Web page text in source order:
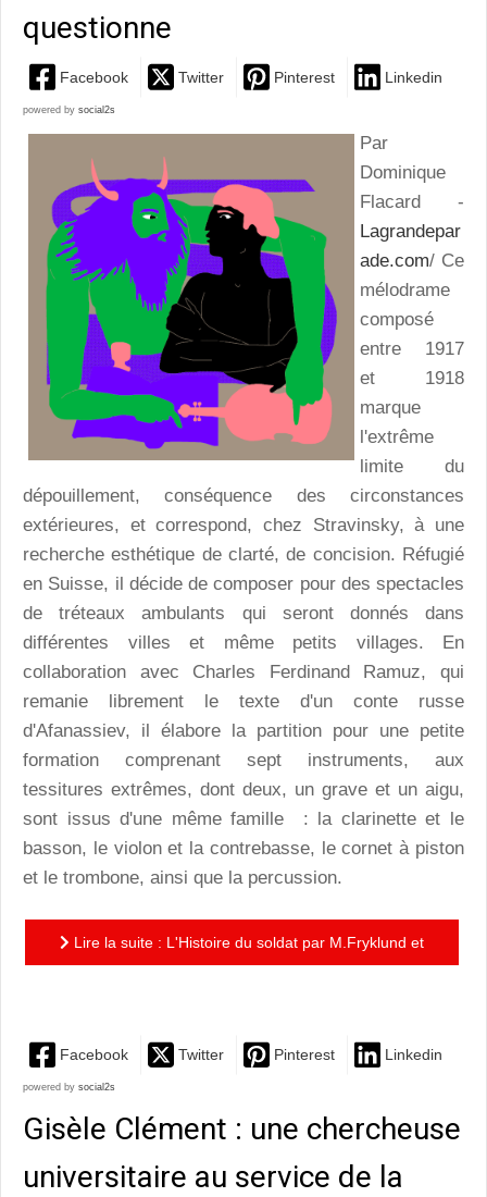
questionne
Facebook Twitter Pinterest Linkedin
powered by social2s
Par
Dominique
Flacard -
Lagrandepar
ade.com/ Ce
mélodrame
composé
entre 1917
et 1918
marque
l'extrême
limite du
dépouillement, conséquence des circonstances
extérieures, et correspond, chez Stravinsky, à une
recherche esthétique de clarté, de concision. Réfugié
en Suisse, il décide de composer pour des spectacles
de tréteaux ambulants qui seront donnés dans
différentes villes et même petits villages. En
collaboration avec Charles Ferdinand Ramuz, qui
remanie librement le texte d'un conte russe
d'Afanassiev, il élabore la partition pour une petite
formation comprenant sept instruments, aux
tessitures extrêmes, dont deux, un grave et un aigu,
sont issus d'une même famille : la clarinette et le
basson, le violon et la contrebasse, le cornet à piston
et le trombone, ainsi que la percussion.
Lire la suite : L'Histoire du soldat par M.Fryklund et
Facebook Twitter Pinterest Linkedin
powered by social2s
Gisèle Clément : une chercheuse
universitaire au service de la